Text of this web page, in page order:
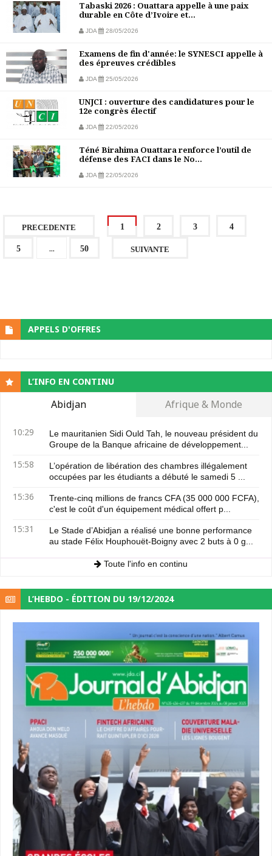
Tabaski 2026 : Ouattara appelle à une paix
durable en Côte d’Ivoire et...
JDA 28/05/2026
Examens de fin d'année: le SYNESCI appelle à
des épreuves crédibles
JDA 25/05/2026
UNJCI : ouverture des candidatures pour le
12e congrès électif
JDA 22/05/2026
Téné Birahima Ouattara renforce l’outil de
défense des FACI dans le No...
JDA 22/05/2026
PRECEDENTE 1 2 3 4
5 ... 50 SUIVANTE
APPELS D'OFFRES
L’INFO EN CONTINU
Abidjan Afrique & Monde
10:29
Le mauritanien Sidi Ould Tah, le nouveau président du
Groupe de la Banque africaine de développement...
15:58
L’opération de libération des chambres illégalement
occupées par les étudiants a débuté le samedi 5 ...
15:36
Trente-cinq millions de francs CFA (35 000 000 FCFA),
c'est le coût d'un équipement médical offert p...
15:31
Le Stade d’Abidjan a réalisé une bonne performance
au stade Félix Houphouët-Boigny avec 2 buts à 0 g...
Toute l'info en continu
L’HEBDO - ÉDITION DU 19/12/2024